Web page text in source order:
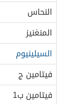
النحاس
المنغنيز
السيلينيوم
فيتامين ج
فيتامين ب1